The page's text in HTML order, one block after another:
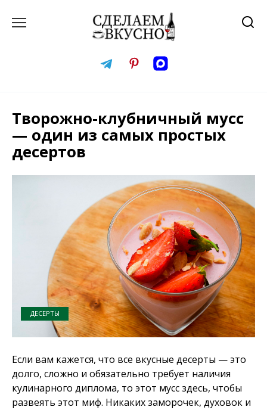
Творожно-клубничный мусс
— один из самых простых
десертов
ДЕСЕРТЫ
Если вам кажется, что все вкусные десерты — это
долго, сложно и обязательно требует наличия
кулинарного диплома, то этот мусс здесь, чтобы
развеять этот миф. Никаких заморочек, духовок и